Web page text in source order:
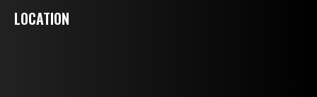
LOCATION